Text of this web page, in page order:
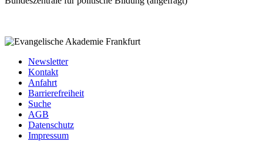
Newsletter
Kontakt
Anfahrt
Barrierefreiheit
Suche
AGB
Datenschutz
Impressum